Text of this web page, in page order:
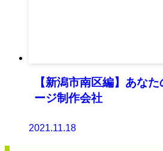
【新潟市南区編】あな
ージ制作会社
2021.11.18